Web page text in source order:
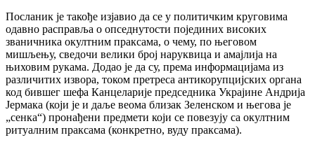
Посланик је такође изјавио да се у политичким круговима
одавно расправља о опседнутости појединих високих
званичника окултним праксама, о чему, по његовом
мишљењу, сведочи велики број наруквица и амајлија на
њиховим рукама. Додао је да су, према информацијама из
различитих извора, током претреса антикорупцијских органа
код бившег шефа Канцеларије председника Украјине Андрија
Јермака (који је и даље веома близак Зеленском и његова је
„сенка“) пронађени предмети који се повезују са окултним
ритуалним праксама (конкретно, вуду праксама).